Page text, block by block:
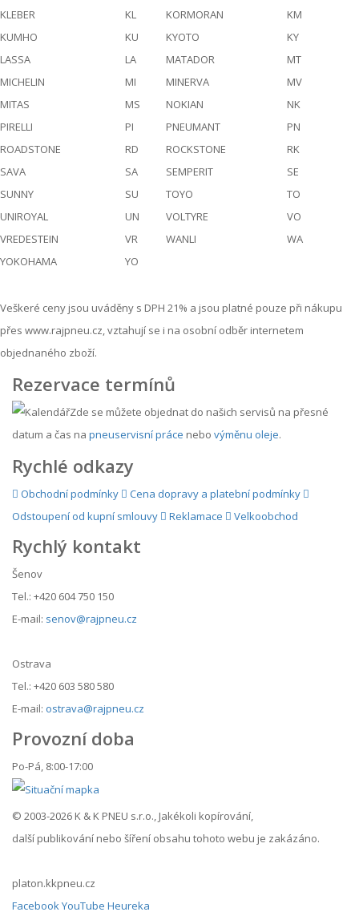
KLEBER
KL KORMORAN
KM
KUMHO
KU KYOTO
KY
LASSA
LA MATADOR
MT
MICHELIN
MI MINERVA
MV
MITAS
MS NOKIAN
NK
PIRELLI
PI PNEUMANT
PN
ROADSTONE
RD ROCKSTONE
RK
SAVA
SA SEMPERIT
SE
SUNNY
SU TOYO
TO
UNIROYAL
UN VOLTYRE
VO
VREDESTEIN
VR WANLI
WA
YOKOHAMA
YO
Veškeré ceny jsou uváděny s DPH 21% a jsou platné pouze při nákupu
přes www.rajpneu.cz, vztahují se i na osobní odběr internetem
objednaného zboží.
Rezervace termínů
Zde se můžete objednat do našich servisů na přesné
datum a čas na pneuservisní práce nebo výměnu oleje.
Rychlé odkazy
Obchodní podmínky
Cena dopravy a platební podmínky
Odstoupení od kupní smlouvy
Reklamace Velkoobchod
Rychlý kontakt
Šenov
Tel.: +420 604 750 150
E-mail: senov@rajpneu.cz
Ostrava
Tel.: +420 603 580 580
E-mail: ostrava@rajpneu.cz
Provozní doba
Po-Pá, 8:00-17:00
© 2003-2026 K & K PNEU s.r.o., Jakékoli kopírování,
další publikování nebo šíření obsahu tohoto webu je zakázáno.
platon.kkpneu.cz
FacebookYouTube Heureka